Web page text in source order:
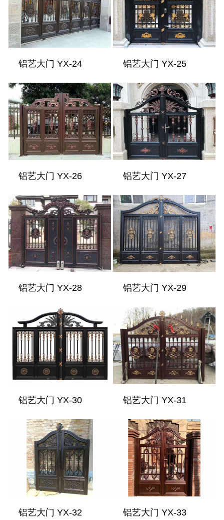
铝艺大门 YX-24 铝艺大门 YX-25
铝艺大门 YX-26 铝艺大门 YX-27
铝艺大门 YX-28 铝艺大门 YX-29
铝艺大门 YX-30 铝艺大门 YX-31
铝艺大门 YX-32 铝艺大门 YX-33